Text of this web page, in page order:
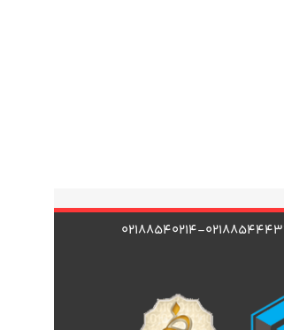
۰۹۱۲۳۰۷۷۷۹۶